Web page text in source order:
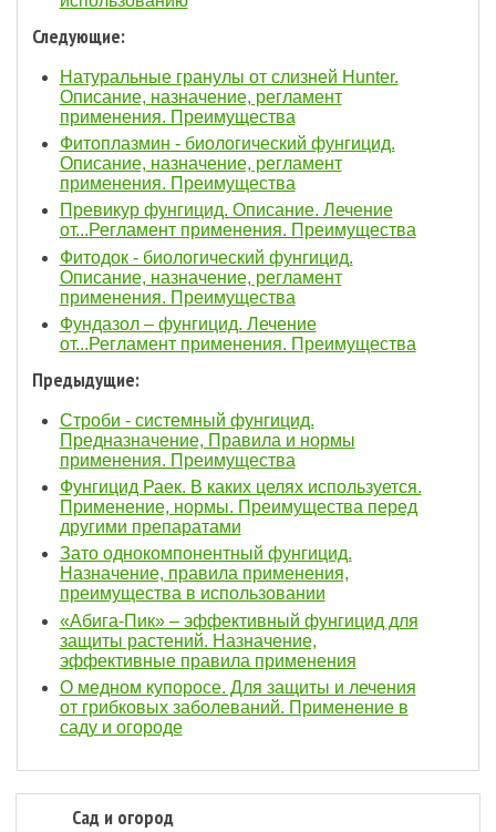
Следующие:
Натуральные гранулы от слизней Hunter.
Описание, назначение, регламент
применения. Преимущества
Фитоплазмин - биологический фунгицид.
Описание, назначение, регламент
применения. Преимущества
Превикур фунгицид. Описание. Лечение
от...Регламент применения. Преимущества
Фитодок - биологический фунгицид.
Описание, назначение, регламент
применения. Преимущества
Фундазол – фунгицид. Лечение
от...Регламент применения. Преимущества
Предыдущие:
Строби - системный фунгицид.
Предназначение, Правила и нормы
применения. Преимущества
Фунгицид Раек. В каких целях используется.
Применение, нормы. Преимущества перед
другими препаратами
Зато однокомпонентный фунгицид.
Назначение, правила применения,
преимущества в использовании
«Абига-Пик» – эффективный фунгицид для
защиты растений. Назначение,
эффективные правила применения
О медном купоросе. Для защиты и лечения
от грибковых заболеваний. Применение в
саду и огороде
Сад и огород